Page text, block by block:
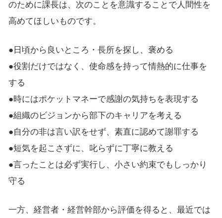
のために課長は、次のことを意識することで人間性を
高めてほしいものです。
●日頃から良いところ・長所を探し、褒める
●役割だけではなく、使命感を持って情熱的に仕事を
する
●時にはポケットマネーで感謝の気持ちを表現する
●組織のビジョンから部下のキャリアを考える
●自分の非は言い訳をせず、素直に認めて謝罪する
●短気を起こさずに、叱らずに丁寧に教える
●言ったことは必ず実行し、小さい約束でもしっかり
守る
一方、経営者・経営幹部から評価を得ると、最近では